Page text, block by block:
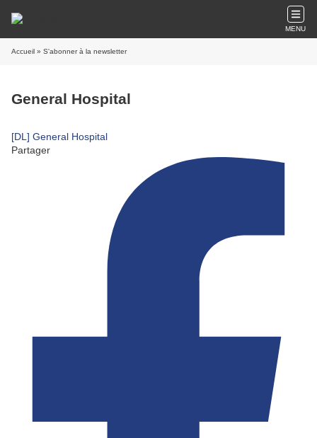
MENU
Accueil » S'abonner à la newsletter
General Hospital
[DL] General Hospital
Partager